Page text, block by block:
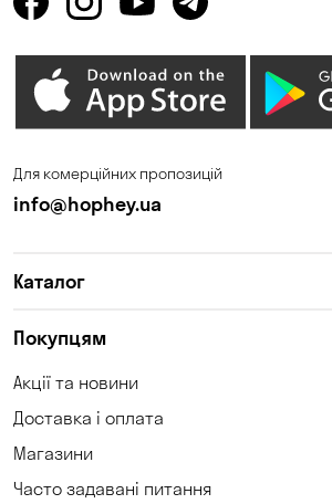
Для комерційних пропозицій
info@hophey.ua
Каталог
Покупцям
Акції та новини
Доставка і оплата
Магазини
Часто задавані питання